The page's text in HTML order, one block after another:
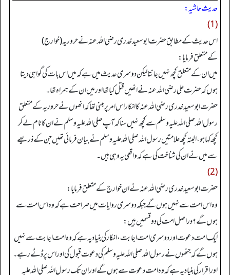
حدیث حاشیہ:
(1)
اس حدیث کے مطابق حضرت ابو سعید خدری رضی اللہ عنہ نے حروریہ (خوارج)
کے متعلق فرمایا:
میں ان کے متعلق کچھ نہیں جانتا لیکن دوسری حدیث میں ہے کہ میں اس بات کی گواہی دیتا
ہوں کہ حضرت علی رضی اللہ عنہ نے انھیں قتل کیا تھا اور میں ان کے ہمراہ تھا۔
حضرت ابو سعید خدری رضی اللہ عنہ کا انکار اس امر پر مبنی تھا کہ انھوں نے حروریہ کے متعلق
رسول اللہ صلی اللہ علیہ وسلم سے کچھ نہیں سنا کہ آپ صلی اللہ علیہ وسلم نے ان کا نام لے کر
کچھ کہا ہو، البتہ کچھ علامتیں رسول اللہ صلی اللہ علیہ وسلم نے بیان فرمائی تھیں جن کے ذریعے
سے میں نے ان کی شناخت کی ہے کہ واقعی یہ وہی ہیں۔
(2)
حضرت ابو سعید خدری رضی اللہ عنہ نے ان خوارج کے متعلق فرمایا:
وہ اس امت سے نہیں ہوں گے جبکہ دوسری روایات میں صراحت ہے کہ وہ اس امت سے
ہوں گے؟ دراصل امت کی دو قسمیں ہیں:
ایک امت دعوت اور دوسری امت اجابت، انکار کی بنیاد یہ ہے کہ وہ امت اجابت سے نہیں
ہوں گے کہ جنھوں نے رسول اللہ صلی اللہ علیہ وسلم کی دعوت قبول کی اور اس پر ڈٹے رہے۔
اور اقرار کی بنیاد یہ ہے کہ وہ امت دعوت سے ہوں گے اور ان تک رسول اللہ صلی اللہ علیہ